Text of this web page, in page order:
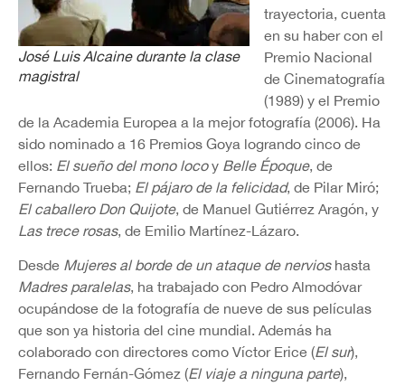
José Luis Alcaine durante la clase
magistral
trayectoria, cuenta
en su haber con el
Premio Nacional
de Cinematografía
(1989) y el Premio
de la Academia Europea a la mejor fotografía (2006). Ha
sido nominado a 16 Premios Goya logrando cinco de
ellos: El sueño del mono locoy Belle Époque, de
Fernando Trueba; El pájaro de la felicidad, de Pilar Miró;
El caballero Don Quijote, de Manuel Gutiérrez Aragón, y
Las trece rosas, de Emilio Martínez-Lázaro.
Desde Mujeres al borde de un ataque de nervioshasta
Madres paralelas, ha trabajado con Pedro Almodóvar
ocupándose de la fotografía de nueve de sus películas
que son ya historia del cine mundial. Además ha
colaborado con directores como Víctor Erice (El sur),
Fernando Fernán-Gómez (El viaje a ninguna parte),